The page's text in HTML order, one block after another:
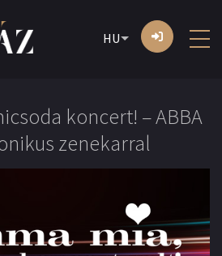
HU
koncert! – ABBA
zenekarral